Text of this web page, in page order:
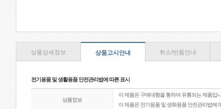
상품상세정보 상품고시안내 취소/반품안내
전기용품 및 생활용품 안전관리법에 따른 표시
상품정보
이 제품은 구매대행을 통하여 유통되는 제품입
이 제품은 전기용품 및 생화용품 안전관리법에